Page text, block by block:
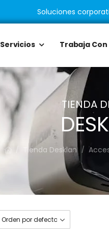
Soluciones
Servicios Trabaja
TIENDA
/ Tienda Desklan /